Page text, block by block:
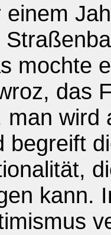
einem
mochte
das
man wird
begreift
kann.